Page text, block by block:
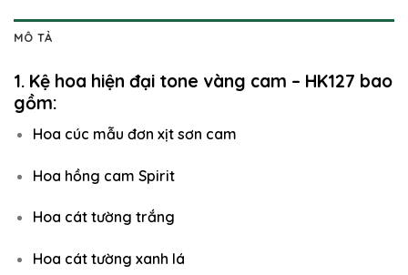
MÔ TẢ
1. Kệ hoa hiện đại tone vàng cam – HK127 bao
gồm:
Hoa cúc mẫu đơn xịt sơn cam
Hoa hồng cam Spirit
Hoa cát tường trắng
Hoa cát tường xanh lá